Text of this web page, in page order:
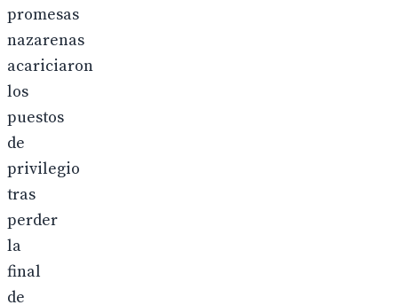
promesas
nazarenas
acariciaron
los
puestos
de
privilegio
tras
perder
la
final
de